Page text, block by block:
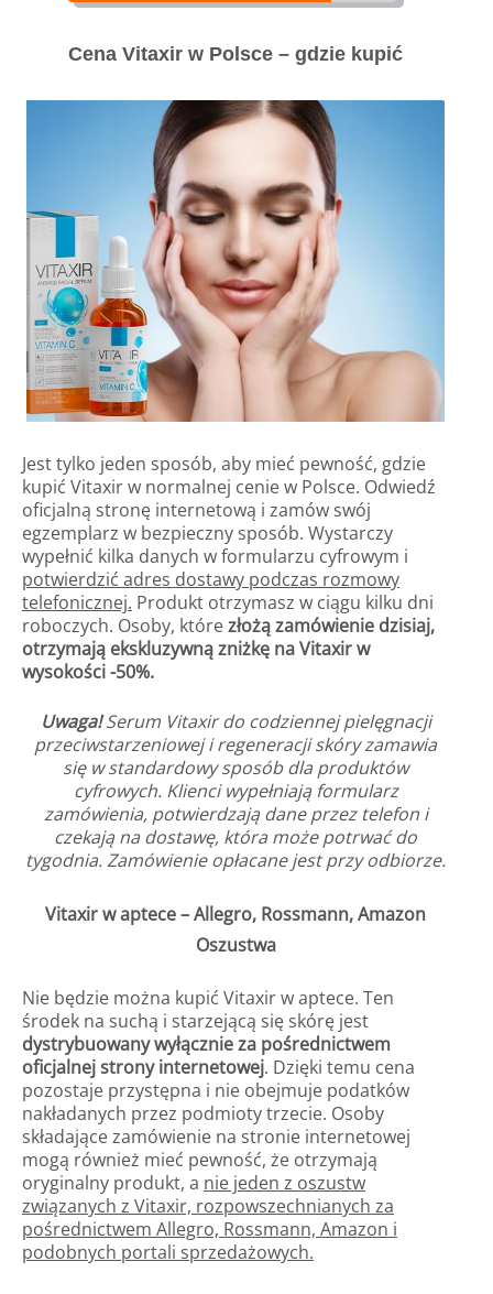
Cena Vitaxir w Polsce – gdzie kupić
Jest tylko jeden sposób, aby mieć pewność, gdzie
kupić Vitaxir w normalnej cenie w Polsce. Odwiedź
oficjalną stronę internetową i zamów swój
egzemplarz w bezpieczny sposób. Wystarczy
wypełnić kilka danych w formularzu cyfrowym i
potwierdzić adres dostawy podczas rozmowy
telefonicznej. Produkt otrzymasz w ciągu kilku dni
roboczych. Osoby, którezłożą zamówienie dzisiaj,
otrzymają ekskluzywną zniżkę na Vitaxir w
wysokości -50%.
Uwaga!Serum Vitaxir do codziennej pielęgnacji
przeciwstarzeniowej i regeneracji skóry zamawia
się w standardowy sposób dla produktów
cyfrowych. Klienci wypełniają formularz
zamówienia, potwierdzają dane przez telefon i
czekają na dostawę, która może potrwać do
tygodnia. Zamówienie opłacane jest przy odbiorze.
Vitaxir w aptece – Allegro, Rossmann, Amazon
Oszustwa
Nie będzie można kupić Vitaxir w aptece. Ten
środek na suchą i starzejącą się skórę jest
dystrybuowany wyłącznie za pośrednictwem
oficjalnej strony internetowej. Dzięki temu cena
pozostaje przystępna i nie obejmuje podatków
nakładanych przez podmioty trzecie. Osoby
składające zamówienie na stronie internetowej
mogą również mieć pewność, że otrzymają
oryginalny produkt, a nie jeden z oszustw
związanych z Vitaxir, rozpowszechnianych za
pośrednictwem Allegro, Rossmann, Amazon i
podobnych portali sprzedażowych.